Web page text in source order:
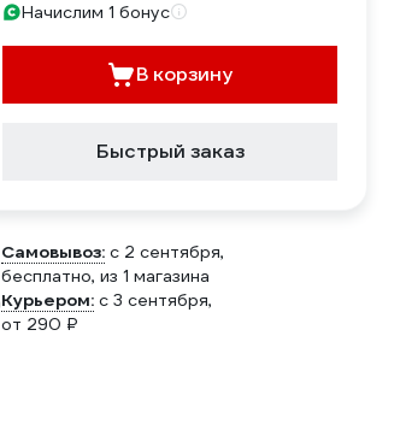
Начислим 1 бонус
В корзину
Быстрый заказ
Самовывоз: c 2 сентября,
бесплатно, из 1 магазина
Курьером: c 3 сентября,
от 290 ₽